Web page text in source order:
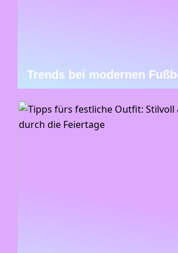
Trends bei modernen